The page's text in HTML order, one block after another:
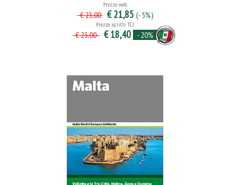
Prezzo web
€ 23,00 € 21,85 (- 5%)
Prezzo iscritti TCI
€ 23,00 € 18,40 - 20%